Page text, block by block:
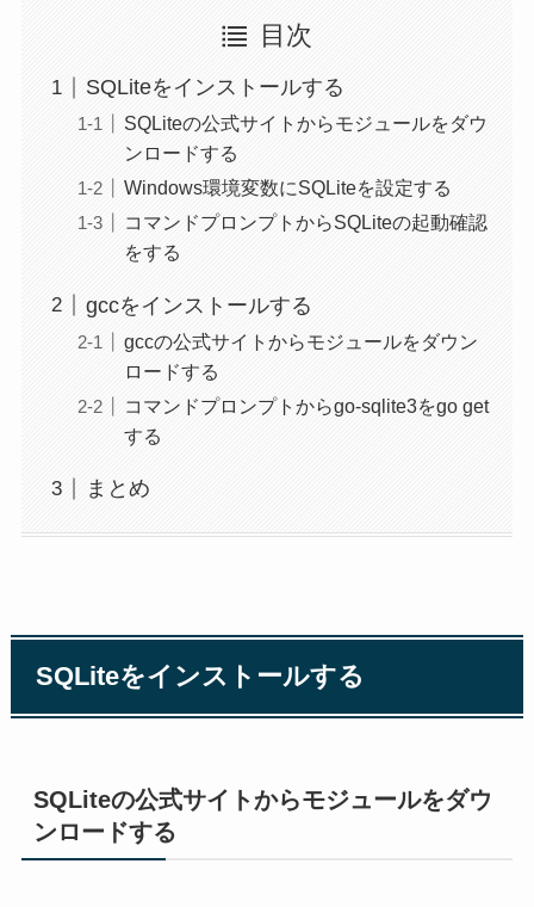
目次
SQLiteをインストールする
SQLiteの公式サイトからモジュールをダウ
ンロードする
Windows環境変数にSQLiteを設定する
コマンドプロンプトからSQLiteの起動確認
をする
gccをインストールする
gccの公式サイトからモジュールをダウン
ロードする
コマンドプロンプトからgo-sqlite3をgo get
する
まとめ
SQLiteをインストールする
SQLiteの公式サイトからモジュールをダウ
ンロードする